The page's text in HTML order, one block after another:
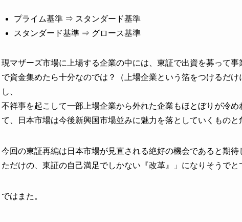
プライム基準 ⇒ スタンダード基準
スタンダード基準 ⇒ グロース基準
現マザーズ市場に上場する企業の中には、東証で出資を募って
で資金集めたら十分なのでは？（上場企業という箔をつけるだ
し、
不祥事を起こして一部上場企業から外れた企業もほとぼりが冷
て、日本市場は今後新興国市場並みに魅力を落としていくものと
今回の東証再編は日本市場が見直される絶好の機会であると期
ただけの、東証の自己満足でしかない『改革』」になりそうでと
ではまた。